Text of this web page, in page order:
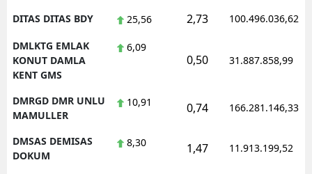
DITAS DITAS BDY 25,56 2,73 100.496.036,62
DMLKTG EMLAK
KONUT DAMLA
KENT GMS
6,09
0,50 31.887.858,99
DMRGD DMR UNLU
MAMULLER
10,91 0,74 166.281.146,33
DMSAS DEMISAS
DOKUM
8,30 1,47 11.913.199,52